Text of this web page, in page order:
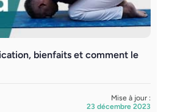
bienfaits et comment le
Mise à jour :
23 décembre 2023